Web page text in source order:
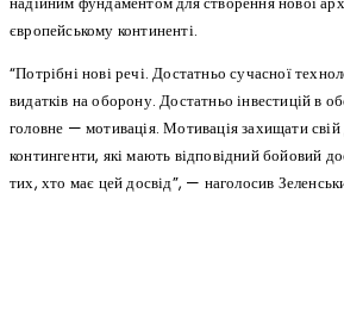
європейському континенті.
“Потрібні нові речі. Достатньо сучасної
видатків на оборону. Достатньо інвестицій в
головне — мотивація. Мотивація захищати
контингенти, які мають відповідний бойовий
тих, хто має цей досвід”, — наголосив